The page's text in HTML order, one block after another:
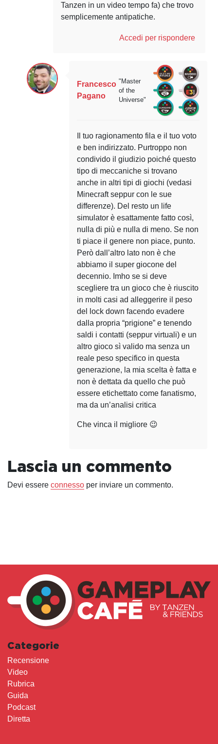
Tanzen in un video tempo fa) che trovo
semplicemente antipatiche.
Accedi per rispondere
Francesco
Pagano
"Master
of the
Universe"
Il tuo ragionamento fila e il tuo voto
e ben indirizzato. Purtroppo non
condivido il giudizio poiché questo
tipo di meccaniche si trovano
anche in altri tipi di giochi (vedasi
Minecraft seppur con le sue
differenze). Del resto un life
simulator è esattamente fatto così,
nulla di più e nulla di meno. Se non
ti piace il genere non piace, punto.
Però dall’altro lato non è che
abbiamo il super giocone del
decennio. Imho se si deve
scegliere tra un gioco che è riuscito
in molti casi ad alleggerire il peso
del lock down facendo evadere
dalla propria “prigione” e tenendo
saldi i contatti (seppur virtuali) e un
altro gioco sì valido ma senza un
reale peso specifico in questa
generazione, la mia scelta è fatta e
non è dettata da quello che può
essere etichettato come fanatismo,
ma da un’analisi critica
Che vinca il migliore 😉
Lascia un commento
Devi essere connesso per inviare un commento.
Categorie
Recensione
Video
Rubrica
Guida
Podcast
Diretta